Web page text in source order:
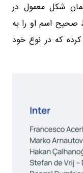
همان شکل معمول در
صحیح اسم او را به
که در نوع خود